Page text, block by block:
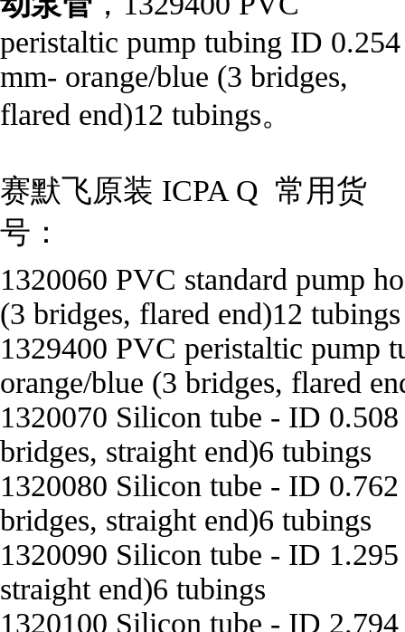
peristaltic pump tubing ID 0.254
mm- orange/blue (3 bridges,
flared end)12 tubings。
赛默飞原装 ICPA Q 常用货
号：
1320060 PVC standard pump
(3 bridges, flared end)12 tubings
1329400 PVC peristaltic pump
orange/blue (3 bridges, flared
1320070 Silicon tube - ID
bridges, straight end)6 tubings
1320080 Silicon tube - ID
bridges, straight end)6 tubings
1320090 Silicon tube - ID
straight end)6 tubings
1320100 Silicon tube - ID